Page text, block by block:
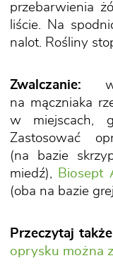
przebarwienia
liście. Na
nalot. Rośliny
Zwalczanie:
na mączniaka
w miejscach,
Zastosować
(na bazie
miedź),
Biosept
(oba na bazie
Przeczytaj
oprysku można